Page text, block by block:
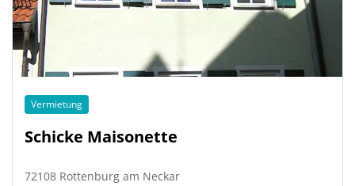
Vermietung
Schicke Maisonette
72108 Rottenburg am Neckar